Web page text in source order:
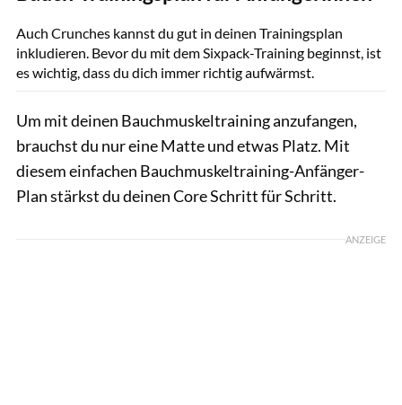
Auch Crunches kannst du gut in deinen Trainingsplan
inkludieren. Bevor du mit dem Sixpack-Training beginnst, ist
es wichtig, dass du dich immer richtig aufwärmst.
Um mit deinen Bauchmuskeltraining anzufangen,
brauchst du nur eine Matte und etwas Platz. Mit
diesem einfachen Bauchmuskeltraining-Anfänger-
Plan stärkst du deinen Core Schritt für Schritt.
ANZEIGE